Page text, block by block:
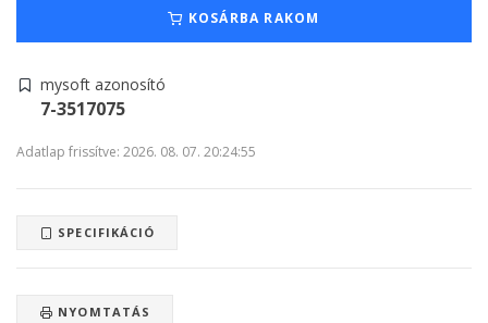
KOSÁRBA RAKOM
mysoft azonosító
7-3517075
Adatlap frissítve: 2026. 08. 07. 20:24:55
SPECIFIKÁCIÓ
NYOMTATÁS